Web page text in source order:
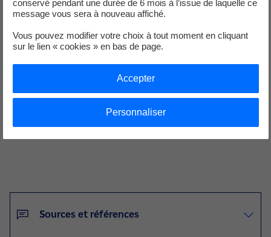
L'utilisation de l'électricité
L'électricité est consommée par les appareils électriques. Si
l'installation n'est pas raccordée au réseau (site isolé), elle peut être
stockée dans des batteries. Sinon, tout ou partie de la production
Sources et références
conservé pendant une durée de 6 mois à l’issue de laquelle ce
message vous sera à nouveau affiché.
Vous pouvez modifier votre choix à tout moment en cliquant
sur le lien « cookies » en bas de page.
Personnaliser
Accepter